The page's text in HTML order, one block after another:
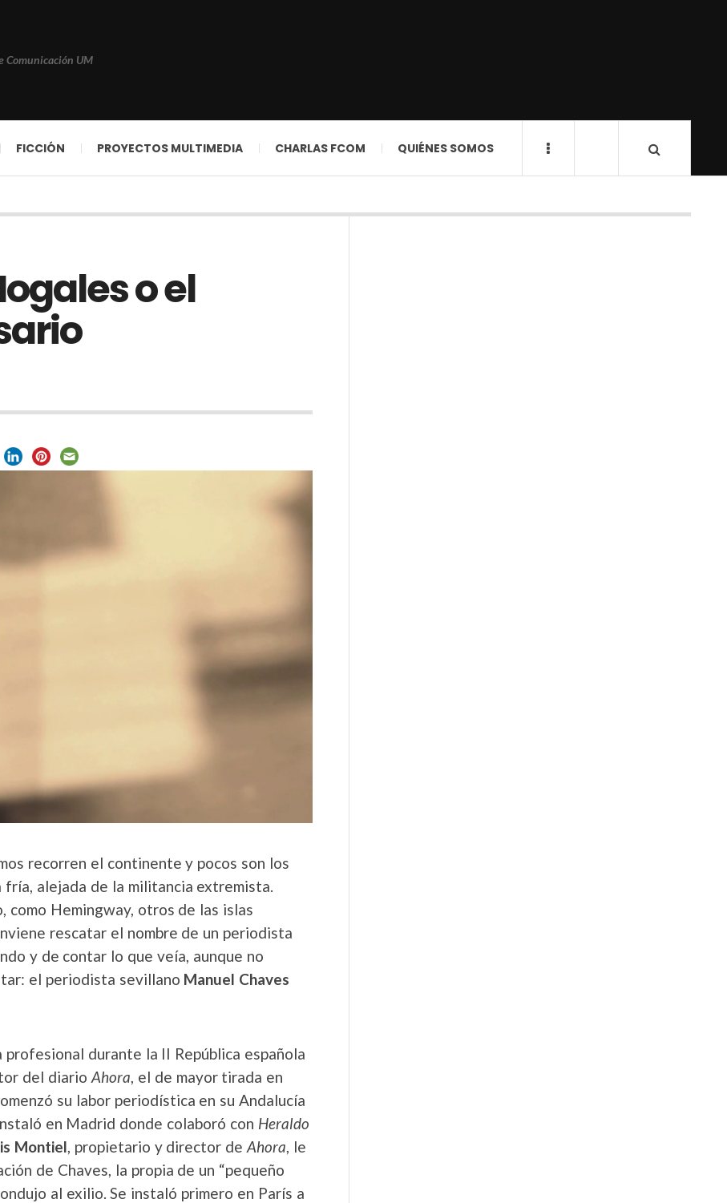
Comunicación UM
FICCIÓN PROYECTOS MULTIMEDIA CHARLAS FCOM QUIÉNES SOMOS
o el
recorren el continente y pocos son los
alejada de la militancia extremista.
Hemingway, otros de las islas
rescatar el nombre de un periodista
y de contar lo que veía, aunque no
el periodista sevillano Manuel Chaves
durante la II República española
del diario Ahora, el de mayor tirada en
su labor periodística en su Andalucía
en Madrid donde colaboró con Heraldo
Montiel, propietario y director deAhora, le
de Chaves, la propia de un “pequeño
al exilio. Se instaló primero en París a